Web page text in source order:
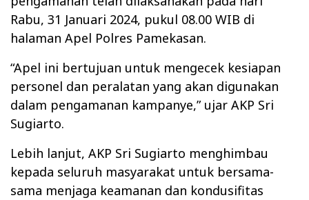
Rabu, 31 Januari 2024, pukul 08.00 WIB di
halaman Apel Polres Pamekasan.
“Apel ini bertujuan untuk mengecek kesiapan
personel dan peralatan yang akan digunakan
dalam pengamanan kampanye,” ujar AKP Sri
Sugiarto.
Lebih lanjut, AKP Sri Sugiarto menghimbau
kepada seluruh masyarakat untuk bersama-
sama menjaga keamanan dan kondusifitas